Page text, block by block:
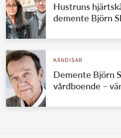
Hustruns
demente Björn
KÄNDISAR
Demente Björn
vårdboende –